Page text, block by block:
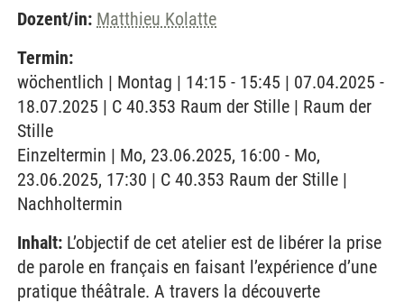
Dozent/in: Matthieu Kolatte
Termin:
wöchentlich | Montag | 14:15 - 15:45 | 07.04.2025 -
18.07.2025 | C 40.353 Raum der Stille | Raum der
Stille
Einzeltermin | Mo, 23.06.2025, 16:00 - Mo,
23.06.2025, 17:30 | C 40.353 Raum der Stille |
Nachholtermin
Inhalt: L’objectif de cet atelier est de libérer la prise
de parole en français en faisant l’expérience d’une
pratique théâtrale. A travers la découverte